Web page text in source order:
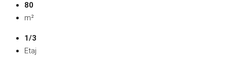
80
m²
1/3
Etaj